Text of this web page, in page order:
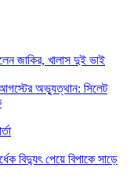
জাকির, খালাস দুই ভাই
অভ্যুত্থান: সিলেট
বিদ্যুৎ পেয়ে বিপাকে সাড়ে